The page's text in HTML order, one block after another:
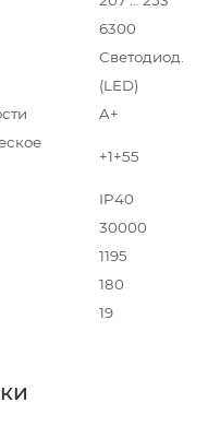
6300
Светодиод.
(LED)
A+
+1+55
IP40
30000
1195
180
19